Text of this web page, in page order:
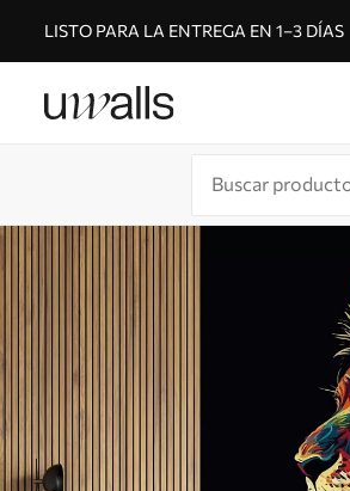
LISTO PARA LA ENTREGA EN 1–3 DÍAS